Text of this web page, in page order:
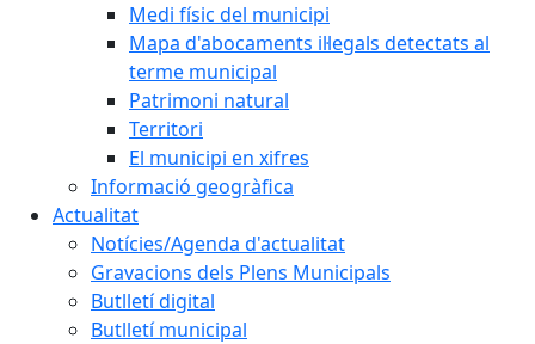
Medi físic del municipi
Mapa d'abocaments il·legals detectats al
terme municipal
Patrimoni natural
Territori
El municipi en xifres
Informació geogràfica
Actualitat
Notícies/Agenda d'actualitat
Gravacions dels Plens Municipals
Butlletí digital
Butlletí municipal